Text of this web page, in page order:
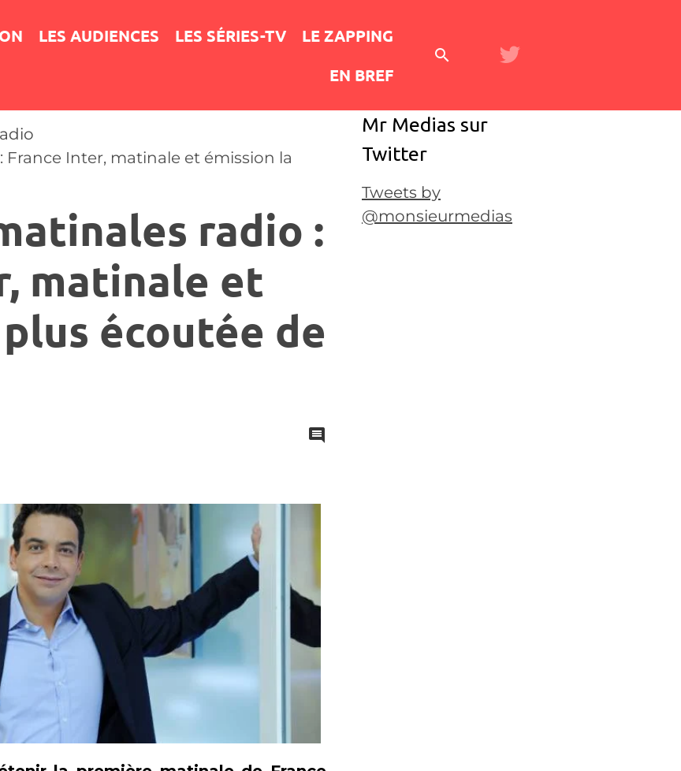
LES AUDIENCES LES SÉRIES-TV
LE ZAPPING
EN BREF
Inter, matinale et émission la
radio :
matinale et
écoutée de
Mr Medias sur
Twitter
Tweets by
@monsieurmedias